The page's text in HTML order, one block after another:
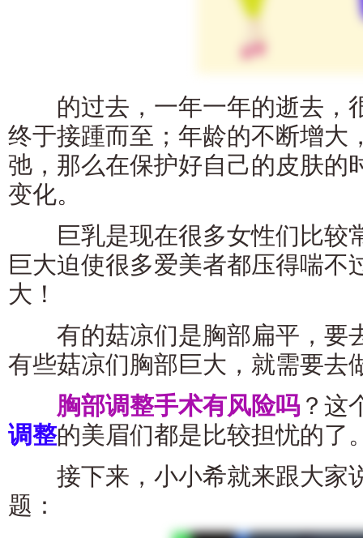
的过去，一年一年的逝去，
终于接踵而至；年龄的不断增大
弛，那么在保护好自己的皮肤的
变化。
巨乳是现在很多女性们比较
巨大迫使很多爱美者都压得喘不
大！
有的菇凉们是胸部扁平，要
有些菇凉们胸部巨大，就需要去
胸部调整手术有风险吗 ？这
调整的美眉们都是比较担忧的了
接下来，小小希就来跟大家
题：